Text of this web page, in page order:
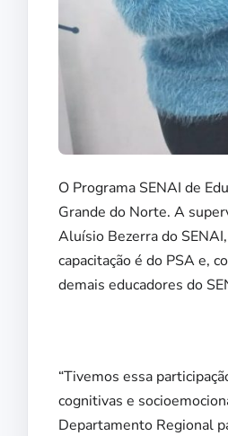
O Programa SENAI de
Grande do Norte. A
Aluísio Bezerra do
capacitação é do PSA e,
demais educadores do
“Tivemos essa
cognitivas e
Departamento Regional